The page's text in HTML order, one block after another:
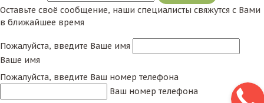
Оставьте своё сообщение, наши специалисты свяжутся с Вами
в ближайшее время
Пожалуйста, введите Ваше имя
Ваше имя
Пожалуйста, введите Ваш номер телефона
Ваш номер телефона